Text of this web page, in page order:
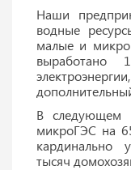
Наши
водные
малые и
выработано
В следующем
микроГЭС на
кардинально
тысяч